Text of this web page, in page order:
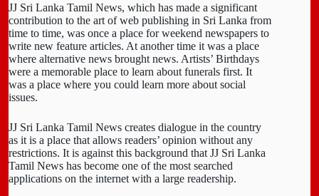
JJ Sri Lanka Tamil News, which has made a significant
contribution to the art of web publishing in Sri Lanka from
time to time, was once a place for weekend newspapers to
write new feature articles. At another time it was a place
where alternative news brought news. Artists’ Birthdays
were a memorable place to learn about funerals first. It
was a place where you could learn more about social
issues.
JJ Sri Lanka Tamil News creates dialogue in the country
as it is a place that allows readers’ opinion without any
restrictions. It is against this background that JJ Sri Lanka
Tamil News has become one of the most searched
applications on the internet with a large readership.